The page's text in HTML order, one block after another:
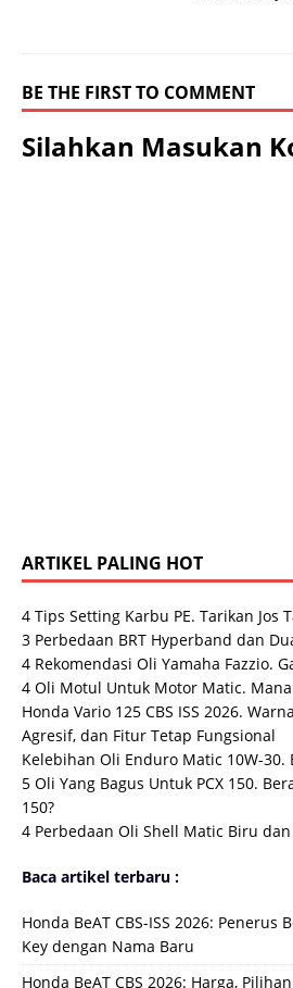
BE THE FIRST TO COMMENT
Silahkan Masukan
ARTIKEL PALING HOT
4 Tips Setting Karbu PE. Tarikan Jos
3 Perbedaan BRT Hyperband dan
4 Rekomendasi Oli Yamaha Fazzio.
4 Oli Motul Untuk Motor Matic. Mana
Honda Vario 125 CBS ISS 2026.
Agresif, dan Fitur Tetap Fungsional
Kelebihan Oli Enduro Matic 10W-30.
5 Oli Yang Bagus Untuk PCX 150.
150?
4 Perbedaan Oli Shell Matic Biru
Baca artikel terbaru :
Honda BeAT CBS-ISS 2026: Penerus
Key dengan Nama Baru
Honda BeAT CBS 2026: Harga,